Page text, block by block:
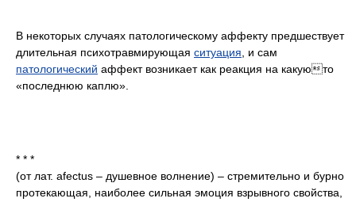
В некоторых случаях патологическому аффекту предшествует
длительная психотравмирующая ситуация , и сам
патологический аффект возникает как реакция на какуюто
«последнюю каплю».
* * *
(от лат. afectus – душевное волнение) – стремительно и бурно
протекающая, наиболее сильная эмоция взрывного свойства,